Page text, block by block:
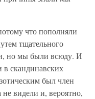
что пополняли
тщательного
но мы были всюду. И
скандинавских
был член
видели и, вероятно,